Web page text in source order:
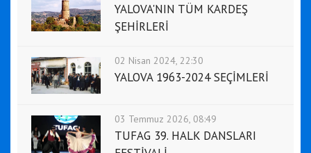
YALOVA'NIN TÜM KARDEŞ
ŞEHİRLERİ
02 Nisan 2024, 22:30
YALOVA 1963-2024 SEÇİMLERİ
03 Temmuz 2026, 08:49
TUFAG 39. HALK DANSLARI